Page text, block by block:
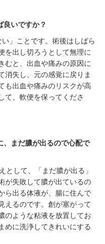
良いですか？
」ことです。術後はしばら
を出し切ろうとして無理に
むと、出血や痛みの原因に
消失し、元の感覚に戻りま
も出血や痛みのリスクが高
て、軟便を保ってくださ
、まだ膿が出るので心配で
して、「まだ膿が出る」
が失敗して膿が出ているの
ら出る体液が、腸に住んで
えるのです。創が塞がって
のような粘液を放置してお
めに洗浄してきれいにする